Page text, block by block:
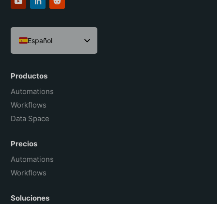
Español
English
Português do Brasil
Français
Productos
Automations
Workflows
Data Space
Precios
Automations
Workflows
Soluciones